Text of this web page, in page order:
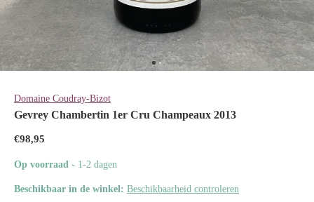
Domaine Coudray-Bizot
Gevrey Chambertin 1er Cru Champeaux 2013
€98,95
Op voorraad - 1-2 dagen
Beschikbaar in de winkel: Beschikbaarheid controleren